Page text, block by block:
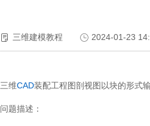
三维建模教程 2024-01-23
三维CAD装配工程图剖视图以块的形式
问题描述：